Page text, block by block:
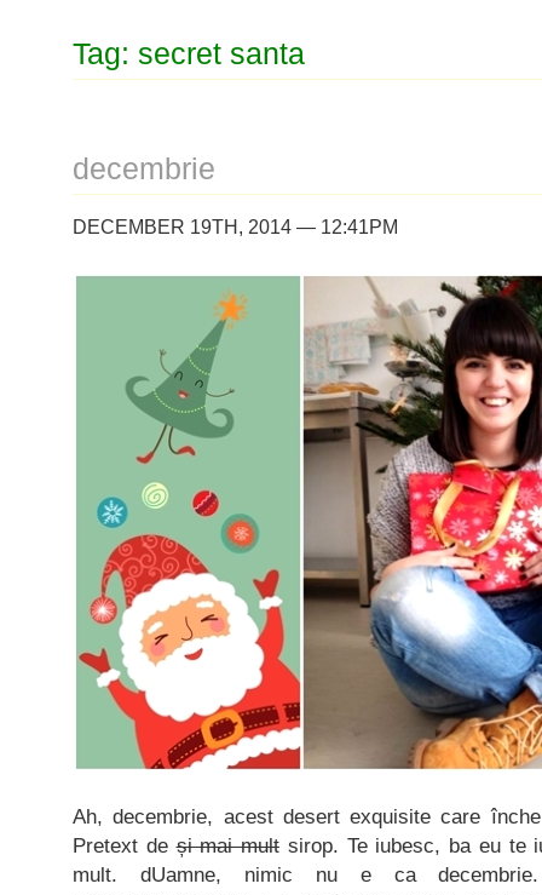
Tag: secret santa
decembrie
DECEMBER 19TH, 2014 — 12:41PM
Ah, decembrie, acest desert exquisite care
Pretext deși mai mult sirop. Te iubesc, ba eu te
mult. dUamne, nimic nu e ca